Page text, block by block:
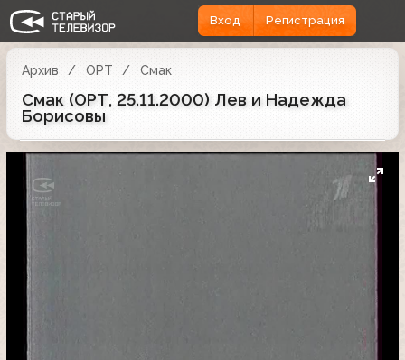
Вход Регистрация
Архив ОРТ Смак
Смак (ОРТ, 25.11.2000) Лев и Надежда
Борисовы